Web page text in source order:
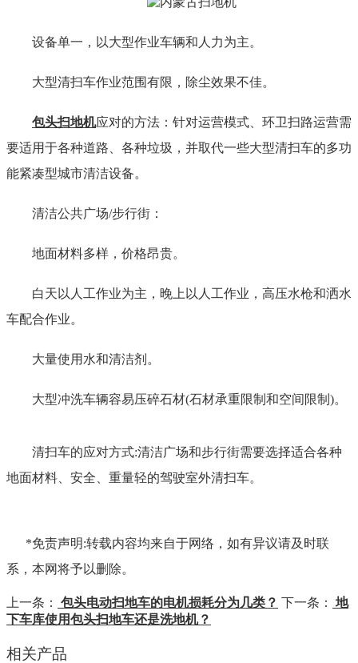
设备单一，以大型作业车辆和人力为主。
大型清扫车作业范围有限，除尘效果不佳。
包头扫地机应对的方法：针对运营模式、环卫扫路运营需
要适用于各种道路、各种垃圾，并取代一些大型清扫车的多功
能紧凑型城市清洁设备。
清洁公共广场/步行街：
地面材料多样，价格昂贵。
白天以人工作业为主，晚上以人工作业，高压水枪和洒水
车配合作业。
大量使用水和清洁剂。
大型冲洗车辆容易压碎石材(石材承重限制和空间限制)。
清扫车的应对方式:清洁广场和步行街需要选择适合各种
地面材料、安全、重量轻的驾驶室外清扫车。
*免责声明:转载内容均来自于网络，如有异议请及时联
系，本网将予以删除。
上一条： 包头电动扫地车的电机损耗分为几类？ 下一条：
地
下车库使用包头扫地车还是洗地机？
相关产品